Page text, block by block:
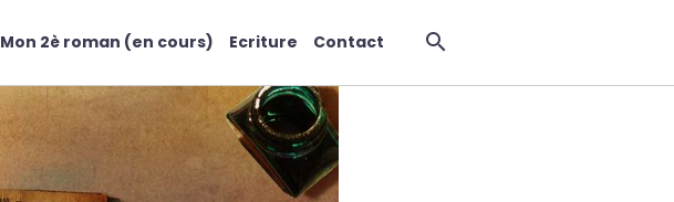
Mon 2è roman (en cours) Ecriture Contact